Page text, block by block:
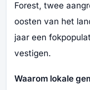
Forest, twee
oosten van het
jaar een
vestigen.
Waarom lokale